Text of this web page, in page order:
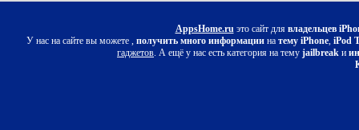
AppsHome.ruэто сайт для владельцев
У нас на сайте вы можете , получить много информациина тему iPhone,iPod
гаджетов. А ещё у нас есть категория на тему jailbreak и